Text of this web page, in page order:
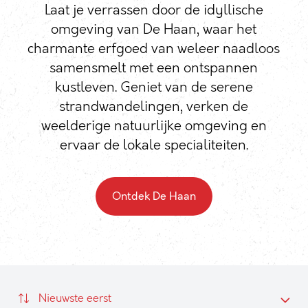
Laat je verrassen door de idyllische
omgeving van De Haan, waar het
charmante erfgoed van weleer naadloos
samensmelt met een ontspannen
kustleven. Geniet van de serene
strandwandelingen, verken de
weelderige natuurlijke omgeving en
ervaar de lokale specialiteiten.
Ontdek De Haan
Nieuwbouwappartement in het centrum van De Haan
Nieuwste eerst